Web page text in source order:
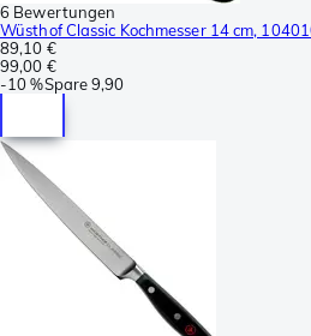
6 Bewertungen
Wüsthof Classic Kochmesser 14 cm,
89,10 €
99,00 €
-10 %Spare9,90